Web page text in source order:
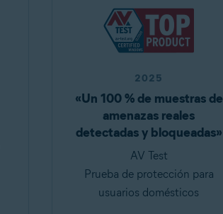
2025
«Un 100 % de muestras de
amenazas reales
detectadas y bloqueadas»
AV Test
Prueba de protección para
usuarios domésticos